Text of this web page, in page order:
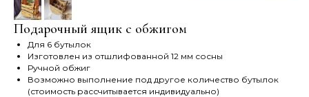
Подарочный ящик с обжигом
Для 6 бутылок
Изготовлен из отшлифованной 12 мм сосны
Ручной обжиг
Возможно выполнение под другое количество бутылок
(стоимость рассчитывается индивидуально)